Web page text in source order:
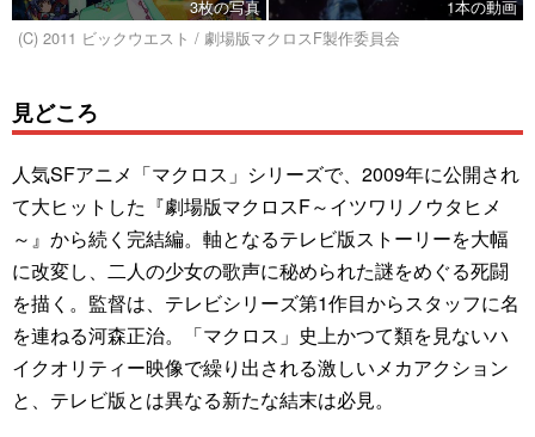
3枚の写真
1本の動画
(C) 2011 ビックウエスト / 劇場版マクロスF製作委員会
見どころ
人気SFアニメ「マクロス」シリーズで、2009年に公開され
て大ヒットした『劇場版マクロスF～イツワリノウタヒメ
～』から続く完結編。軸となるテレビ版ストーリーを大幅
に改変し、二人の少女の歌声に秘められた謎をめぐる死闘
を描く。監督は、テレビシリーズ第1作目からスタッフに名
を連ねる河森正治。「マクロス」史上かつて類を見ないハ
イクオリティー映像で繰り出される激しいメカアクション
と、テレビ版とは異なる新たな結末は必見。